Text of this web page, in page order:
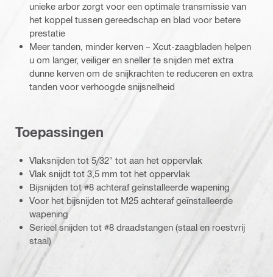
unieke arbor zorgt voor een optimale transmissie van
het koppel tussen gereedschap en blad voor betere
prestatie
Meer tanden, minder kerven – Xcut-zaagbladen helpen
u om langer, veiliger en sneller te snijden met extra
dunne kerven om de snijkrachten te reduceren en extra
tanden voor verhoogde snijsnelheid
Toepassingen
Vlaksnijden tot 5/32" tot aan het oppervlak
Vlak snijdt tot 3,5 mm tot het oppervlak
Bijsnijden tot #8 achteraf geïnstalleerde wapening
Voor het bijsnijden tot M25 achteraf geïnstalleerde
wapening
Serieel snijden tot #8 draadstangen (staal en roestvrij
staal)